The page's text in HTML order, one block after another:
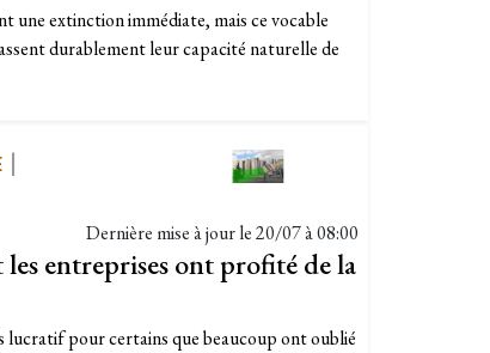
une extinction immédiate, mais ce vocable
durablement leur capacité naturelle de
Dernière mise à jour le20/07 à 08:00
entreprises ont profité de la
pour certains que beaucoup ont oublié